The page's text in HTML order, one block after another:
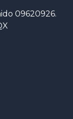
09620926.